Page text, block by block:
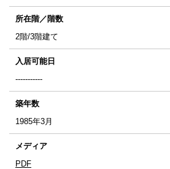
所在階／階数
2階/3階建て
入居可能日
-----------
築年数
1985年3月
メディア
PDF